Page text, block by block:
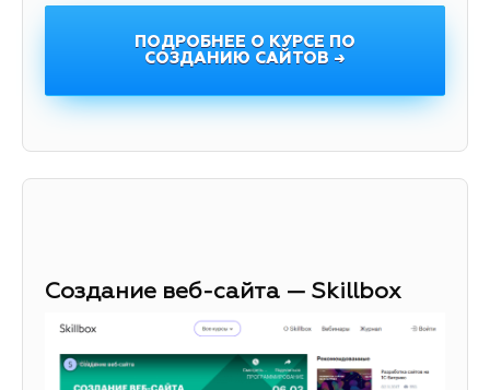
ПОДРОБНЕЕ О КУРСЕ ПО
СОЗДАНИЮ САЙТОВ →
Создание веб-сайта — Skillbox